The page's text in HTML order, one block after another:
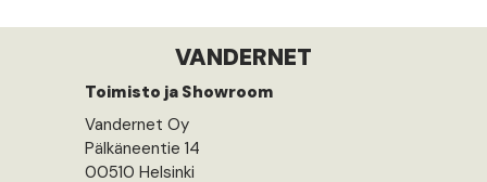
VANDERNET
Toimisto ja Showroom
Vandernet Oy
Pälkäneentie 14
00510 Helsinki